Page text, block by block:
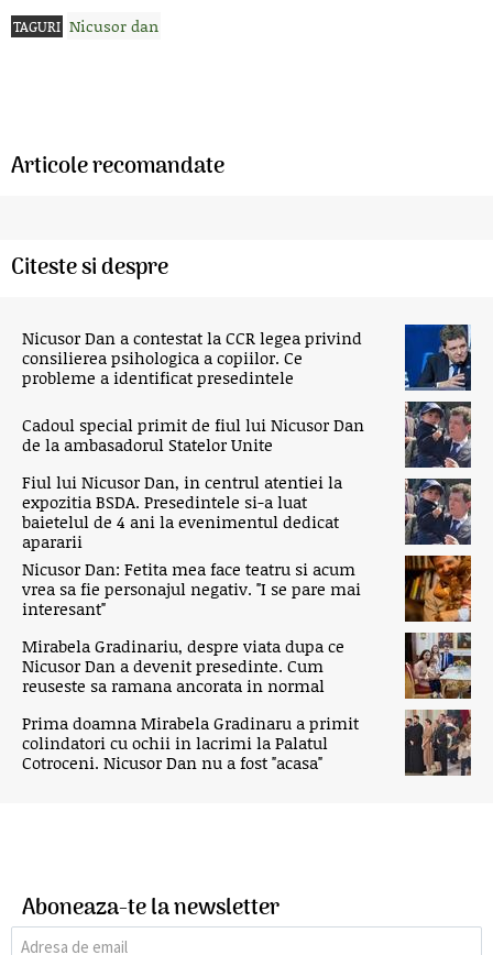
TAGURI Nicusor dan
Articole recomandate
Citeste si despre
Nicusor Dan a contestat la CCR legea privind
consilierea psihologica a copiilor. Ce
probleme a identificat presedintele
Cadoul special primit de fiul lui Nicusor Dan
de la ambasadorul Statelor Unite
Fiul lui Nicusor Dan, in centrul atentiei la
expozitia BSDA. Presedintele si-a luat
baietelul de 4 ani la evenimentul dedicat
apararii
Nicusor Dan: Fetita mea face teatru si acum
vrea sa fie personajul negativ. "I se pare mai
interesant"
Mirabela Gradinariu, despre viata dupa ce
Nicusor Dan a devenit presedinte. Cum
reuseste sa ramana ancorata in normal
Prima doamna Mirabela Gradinaru a primit
colindatori cu ochii in lacrimi la Palatul
Cotroceni. Nicusor Dan nu a fost "acasa"
Aboneaza-te la newsletter